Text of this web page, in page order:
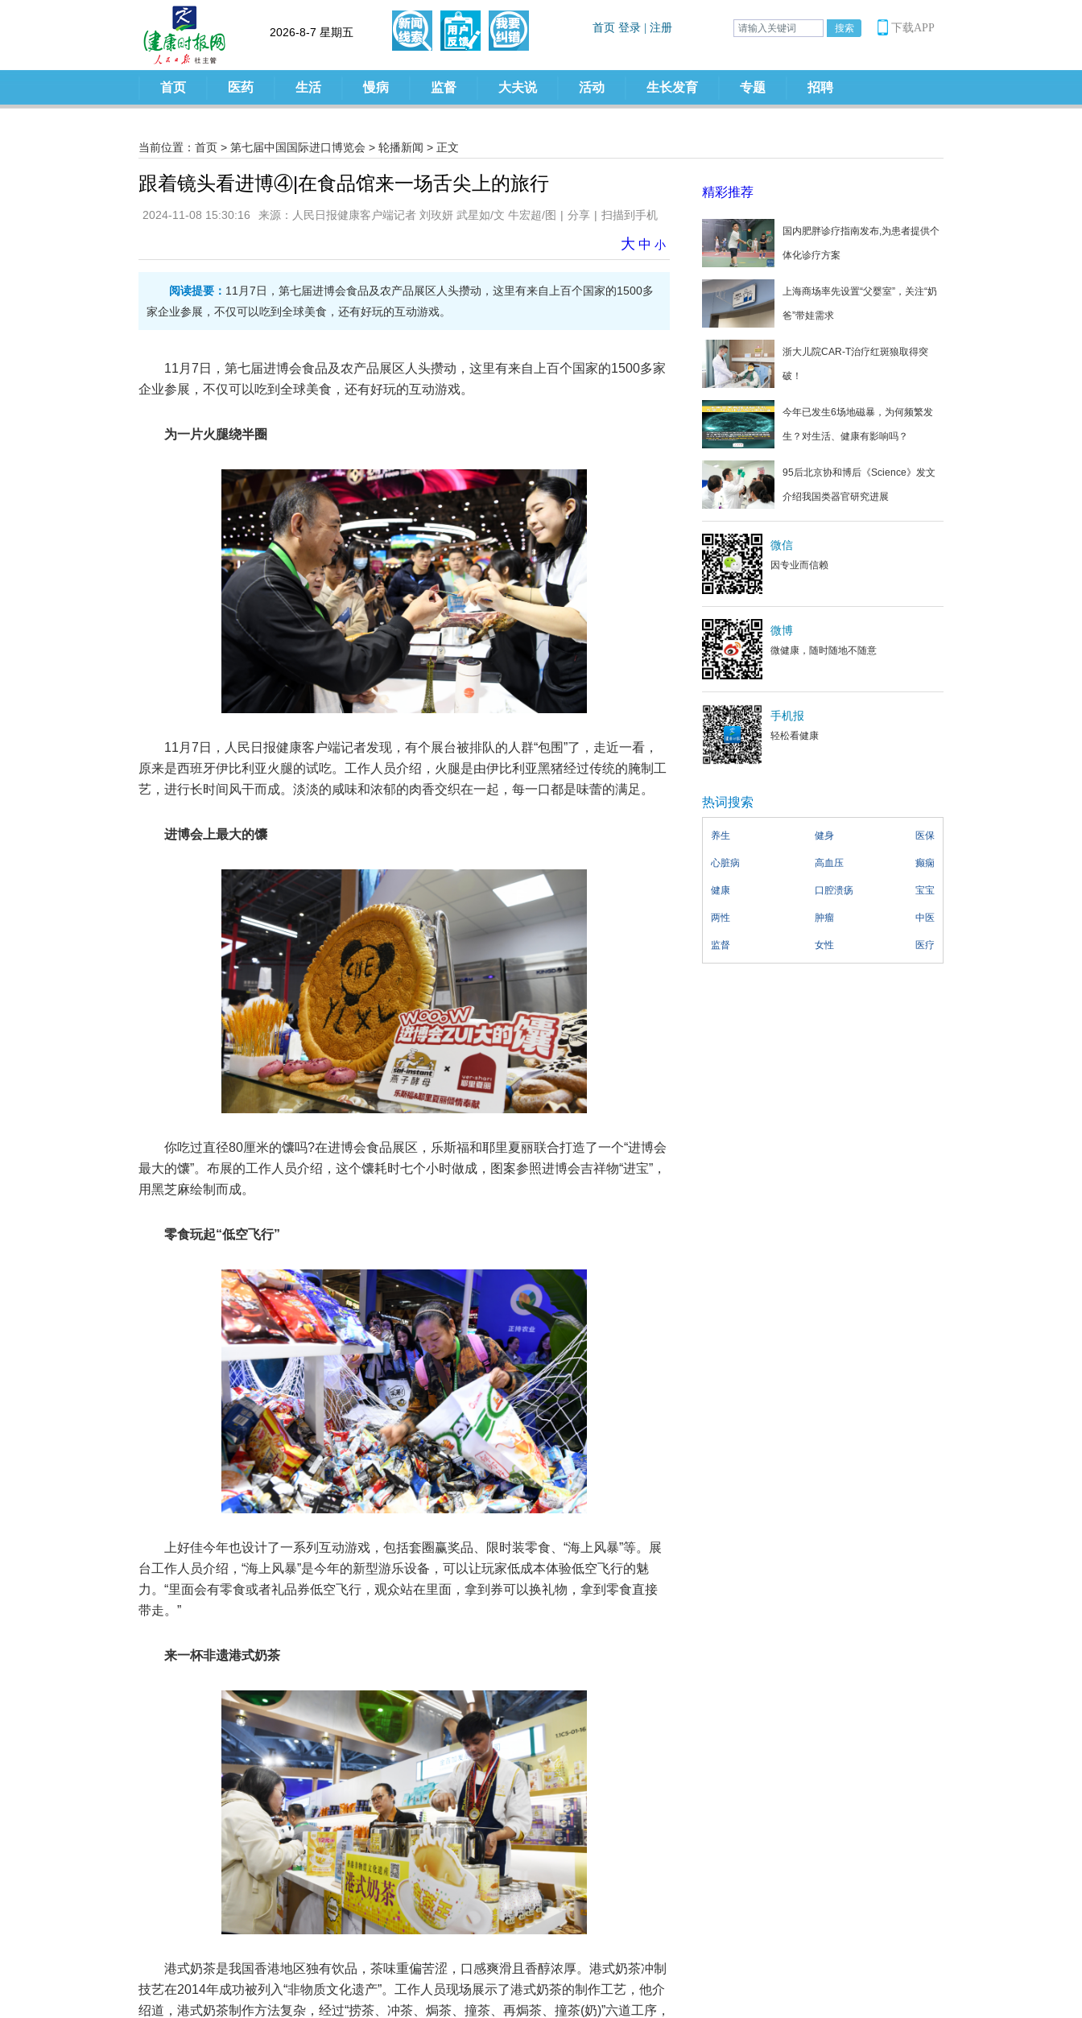
2026-8-7 星期五 下载APP
首页 医药 生活 慢病 监督 大夫说 活动 生长发育 专题 招聘
当前位置： 首页 > 第七届中国国际进口博览会 > 轮播新闻 > 正文
跟着镜头看进博④|在食品馆来一场舌尖上的旅行
2024-11-08 15:30:16 来源：人民日报健康客户端记者 刘玫妍 武星如/文 牛宏超/图 | 分享 | 扫描到手机
大 中 小
阅读提要： 11月7日，第七届进博会食品及农产品展区人头攒动，这里有来自上百个国家的1500多
家企业参展，不仅可以吃到全球美食，还有好玩的互动游戏。
11月7日，第七届进博会食品及农产品展区人头攒动，这里有来自上百个国家的1500多家
企业参展，不仅可以吃到全球美食，还有好玩的互动游戏。
为一片火腿绕半圈
11月7日，人民日报健康客户端记者发现，有个展台被排队的人群“包围”了，走近一看，
原来是西班牙伊比利亚火腿的试吃。工作人员介绍，火腿是由伊比利亚黑猪经过传统的腌制工
艺，进行长时间风干而成。淡淡的咸味和浓郁的肉香交织在一起，每一口都是味蕾的满足。
进博会上最大的馕
你吃过直径80厘米的馕吗?在进博会食品展区，乐斯福和耶里夏丽联合打造了一个“进博会
最大的馕”。布展的工作人员介绍，这个馕耗时七个小时做成，图案参照进博会吉祥物“进宝”，
用黑芝麻绘制而成。
零食玩起“低空飞行”
上好佳今年也设计了一系列互动游戏，包括套圈赢奖品、限时装零食、“海上风暴”等。展
台工作人员介绍，“海上风暴”是今年的新型游乐设备，可以让玩家低成本体验低空飞行的魅
力。“里面会有零食或者礼品券低空飞行，观众站在里面，拿到券可以换礼物，拿到零食直接
带走。”
来一杯非遗港式奶茶
港式奶茶是我国香港地区独有饮品，茶味重偏苦涩，口感爽滑且香醇浓厚。港式奶茶冲制
技艺在2014年成功被列入“非物质文化遗产”。工作人员现场展示了港式奶茶的制作工艺，他介
绍道，港式奶茶制作方法复杂，经过“捞茶、冲茶、焗茶、撞茶、再焗茶、撞茶(奶)”六道工序，
精彩推荐
国内肥胖诊疗指南发布,为患者提供个
体化诊疗方案
上海商场率先设置“父婴室”，关注“奶
爸”带娃需求
浙大儿院CAR-T治疗红斑狼取得突
破！
今年已发生6场地磁暴，为何频繁发
生？对生活、健康有影响吗？
95后北京协和博后《Science》发文
介绍我国类器官研究进展
微信
因专业而信赖
微博
微健康，随时随地不随意
手机报
轻松看健康
热词搜索
养生 健身 医保
心脏病 高血压 癫痫
健康 口腔溃疡 宝宝
两性 肿瘤 中医
监督 女性 医疗